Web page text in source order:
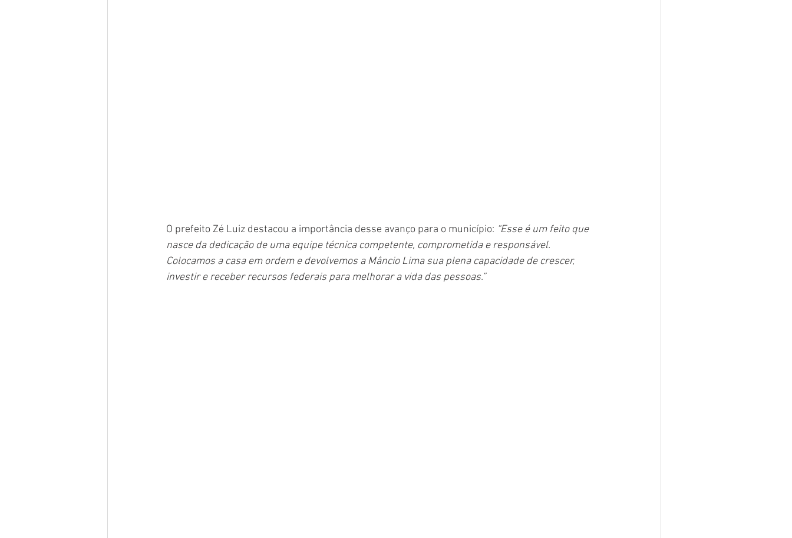
O prefeito Zé Luiz destacou a importância desse avanço para o município: “Esse é um feito que
nasce da dedicação de uma equipe técnica competente, comprometida e responsável.
Colocamos a casa em ordem e devolvemos a Mâncio Lima sua plena capacidade de crescer,
investir e receber recursos federais para melhorar a vida das pessoas.”